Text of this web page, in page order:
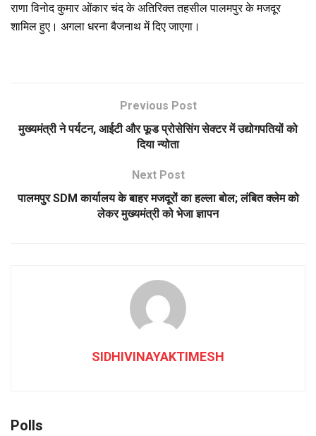
राणा विनोद कुमार ओंकार चंद के अतिरिक्त तहसील पालमपुर के मजदूर
शामिल हुए। अगला धरना बैजनाथ में दिए जाएगा।
Previous Post
मुख्यमंत्री ने पर्यटन, आईटी और फूड प्रोसेसिंग सेक्टर में उद्योगपतियों को
दिया न्योता
Next Post
पालमपुर SDM कार्यालय के बाहर मजदूरों का हल्ला बोल; लंबित क्लेम को
लेकर मुख्यमंत्री को भेजा ज्ञापन
SIDHIVINAYAKTIMESH
Polls